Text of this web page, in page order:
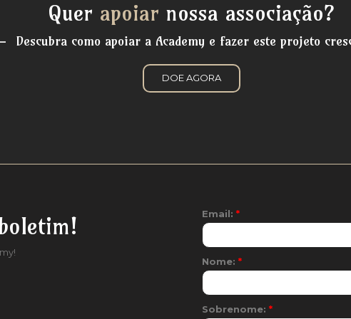
Quer apoiar nossa associação?
Descubra como apoiar a Academy e fazer este projeto
DOE AGORA
Email: *
Nome: *
Sobrenome: *